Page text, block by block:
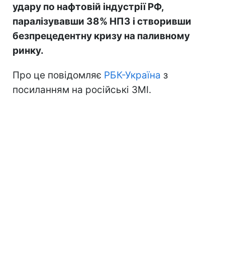
удару по нафтовій індустрії РФ,
паралізувавши 38% НПЗ і створивши
безпрецедентну кризу на паливному
ринку.
Про це повідомляє РБК-Україна з
посиланням на російські ЗМІ.